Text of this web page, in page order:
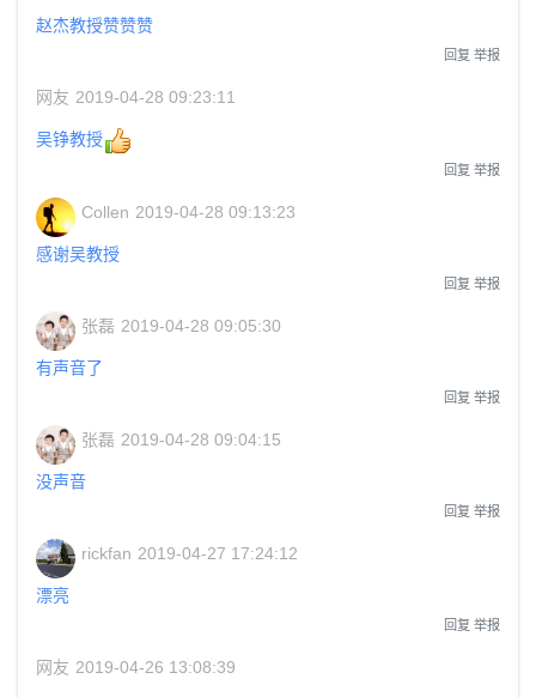
赵杰教授赞赞赞
回复 举报
网友 2019-04-28 09:23:11
吴铮教授
回复 举报
Collen 2019-04-28 09:13:23
感谢吴教授
回复 举报
张磊 2019-04-28 09:05:30
有声音了
回复 举报
张磊 2019-04-28 09:04:15
没声音
回复 举报
rickfan 2019-04-27 17:24:12
漂亮
回复 举报
网友 2019-04-26 13:08:39